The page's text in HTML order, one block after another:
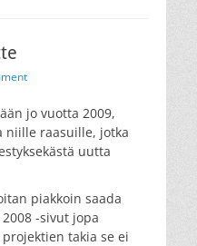
jo vuotta 2009,
niille raasuille, jotka
uutta
piakkoin saada
-sivut jopa
takia se ei